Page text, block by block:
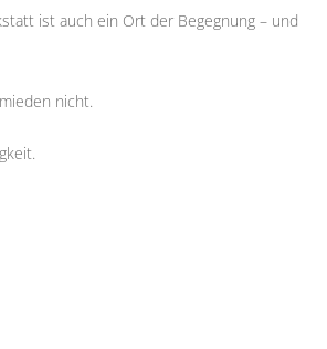
ist auch ein Ort der Begegnung – und
nicht.